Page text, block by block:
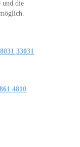
und die
33031
4810